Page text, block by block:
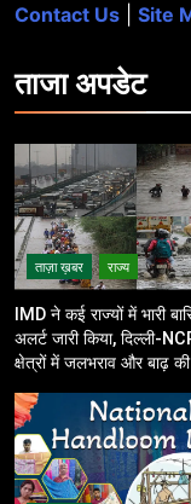
Contact Us
Site
ताजाअपडेट
ताज़ा ख़बर राज्य
IMD ने कई राज्यों में भारी
अलर्ट जारी किया, दिल्ली-
क्षेत्रों में जलभराव और बाढ़